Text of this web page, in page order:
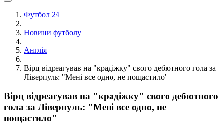
Футбол 24
Новини футболу
Англія
Вірц відреагував на "крадіжку" свого дебютного гола за
Ліверпуль: "Мені все одно, не пощастило"
Вірц відреагував на "крадіжку" свого дебютного
гола за Ліверпуль: "Мені все одно, не
пощастило"